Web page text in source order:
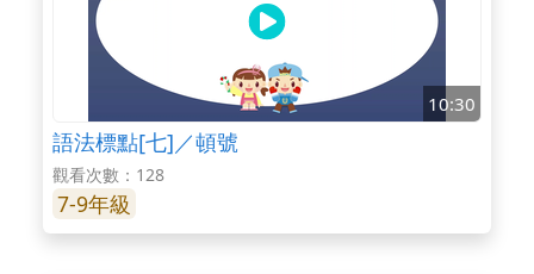
10:30
語法標點[七]／頓號
觀看次數：128
7-9年級